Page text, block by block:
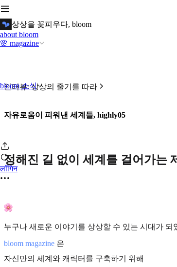
상상을 꽃피우다, bloom
about bloom
🌸 magazine
bloom 소식
लॉगिन
인터뷰: 상상의 줄기를 따라
자유로움이 피워낸 세계들, highly05
정해진 길 없이 세계를 걸어가는
누구나 새로운 이야기를 상상할 수 있는 시대가
bloom magazine 은
자신만의 세계와 캐릭터를 구축하기 위해